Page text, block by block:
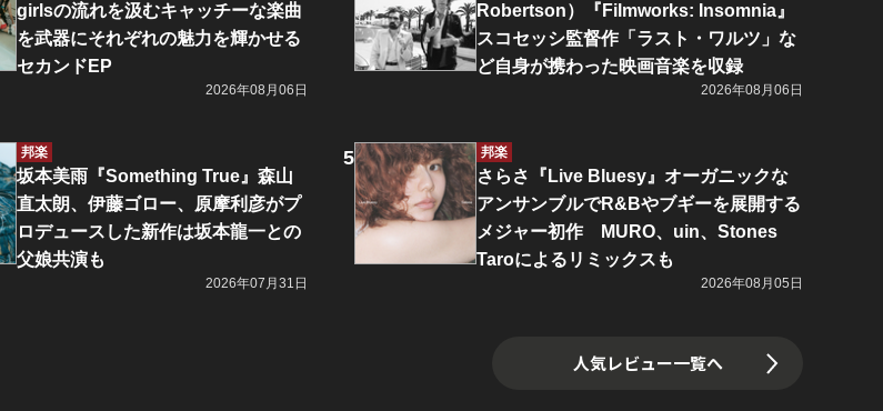
girlsの流れを汲むキャッチーな楽曲
を武器にそれぞれの魅力を輝かせる
セカンドEP
2026年08月06日
Robertson）『Filmworks: Insomnia』
スコセッシ監督作「ラスト・ワルツ」な
ど自身が携わった映画音楽を収録
2026年08月06日
邦楽
坂本美雨『Something True』森山
直太朗、伊藤ゴロー、原摩利彦がプ
ロデュースした新作は坂本龍一との
父娘共演も
2026年07月31日
邦楽
さらさ『Live Bluesy』オーガニックな
アンサンブルでR&Bやブギーを展開する
メジャー初作 MURO、uin、Stones
Taroによるリミックスも
2026年08月05日
人気レビュー一覧へ